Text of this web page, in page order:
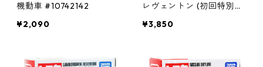
機動車 #10742142
¥2,090
レヴェントン (初回特別カ
¥3,850